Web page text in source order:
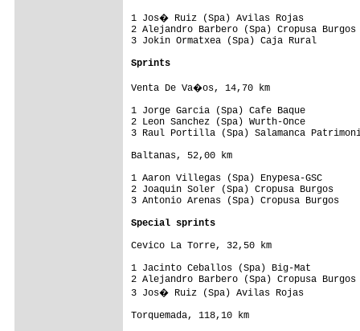
1 Jos� Ruiz (Spa) Avilas Rojas
2 Alejandro Barbero (Spa) Cropusa
3 Jokin Ormatxea (Spa) Caja
Sprints
Venta De Va�os, 14,70 km
1 Jorge Garcia (Spa) Cafe Baque
2 Leon Sanchez (Spa) Wurth-Once
3 Raul Portilla (Spa) Salamanca
Baltanas, 52,00 km
1 Aaron Villegas (Spa) Enypesa-
2 Joaquin Soler (Spa) Cropusa
3 Antonio Arenas (Spa) Cropusa
Special sprints
Cevico La Torre, 32,50 km
1 Jacinto Ceballos (Spa) Big-Mat
2 Alejandro Barbero (Spa) Cropusa
3 Jos� Ruiz (Spa) Avilas Rojas
Torquemada, 118,10 km